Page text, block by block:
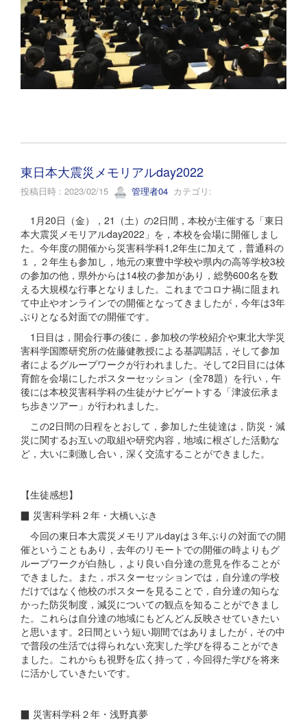
東日本大震災メモリアルday2022
投稿日時 : 2023/02/15 管理者04 カテゴリ:
1月20日（金），21（土）の2日間，本校が主催する「東日
本大震災メモリアルday2022」を，本校を会場に開催しまし
た。今年度の開催から災害科学科1,2年生に加えて，普通科の
１，２年生も参加し，地元の東豊中学校や県内の高等学校3校
の参加の他，県外からは14校の参加があり，総勢600名を数
える大規模な行事となりました。これまでコロナ禍に阻まれ
て中止やオンラインでの開催となってきましたが，今年は3年
ぶりとなる対面での開催です。
1日目は，開会行事の後に，参加校の学校紹介や東北大学災
害科学国際研究所の佐藤健教授による基調講話，そして参加
者によるグループワークが行われました。そして2日目には体
育館を会場にしたポスターセッション（全78題）を行い，午
後には本校災害科学科の生徒がナビゲートする「津波伝承ま
ち歩きツアー」が行われました。
この2日間の日程をとおして，参加した生徒達は，防災・減
災に関するお互いの取組や研究内容，地域に根ざした活動な
ど，大いに刺激し合い，深く交流することができました。
【生徒感想】
▉ 災害科学科２年・大橋いぶき
今回の東日本大震災メモリアルdayは３年ぶりの対面での開
催ということもあり，去年のリモートでの開催の時よりもグ
ループワークが白熱し，より良い自分達の意見を作ることが
できました。また，ポスターセッションでは，自分達の学校
だけではなく他校のポスターを見ることで，自分達の知らな
かった防災制度，減災についての観点を知ることができまし
た。これらは自分達の地域にもどんどん反映させていきたい
と思います。2日間という短い期間ではありましたが，その中
で普段の生活では得られない充実した学びを得ることができ
ました。これからも視野を広く持って，今回得た学びを将来
に活かしていきたいです。
▉ 災害科学科２年・浅野真夢